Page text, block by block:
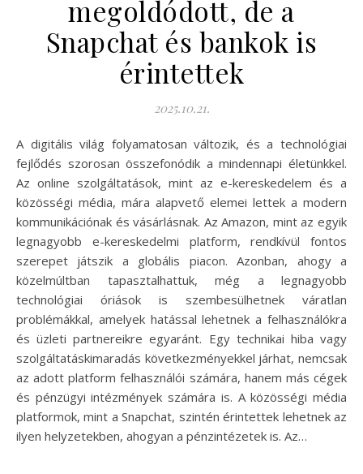
megoldódott, de a
Snapchat és bankok is
érintettek
2025.10.21.
A digitális világ folyamatosan változik, és a technológiai
fejlődés szorosan összefonódik a mindennapi életünkkel.
Az online szolgáltatások, mint az e-kereskedelem és a
közösségi média, mára alapvető elemei lettek a modern
kommunikációnak és vásárlásnak. Az Amazon, mint az egyik
legnagyobb e-kereskedelmi platform, rendkívül fontos
szerepet játszik a globális piacon. Azonban, ahogy a
közelmúltban tapasztalhattuk, még a legnagyobb
technológiai óriások is szembesülhetnek váratlan
problémákkal, amelyek hatással lehetnek a felhasználókra
és üzleti partnereikre egyaránt. Egy technikai hiba vagy
szolgáltatáskimaradás következményekkel járhat, nemcsak
az adott platform felhasználói számára, hanem más cégek
és pénzügyi intézmények számára is. A közösségi média
platformok, mint a Snapchat, szintén érintettek lehetnek az
ilyen helyzetekben, ahogyan a pénzintézetek is. Az…